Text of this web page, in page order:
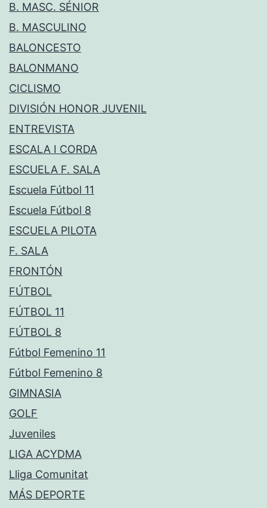
B. MASC. SÉNIOR
B. MASCULINO
BALONCESTO
BALONMANO
CICLISMO
DIVISIÓN HONOR JUVENIL
ENTREVISTA
ESCALA I CORDA
ESCUELA F. SALA
Escuela Fútbol 11
Escuela Fútbol 8
ESCUELA PILOTA
F. SALA
FRONTÓN
FÚTBOL
FÚTBOL 11
FÚTBOL 8
Fútbol Femenino 11
Fútbol Femenino 8
GIMNASIA
GOLF
Juveniles
LIGA ACYDMA
Lliga Comunitat
MÁS DEPORTE